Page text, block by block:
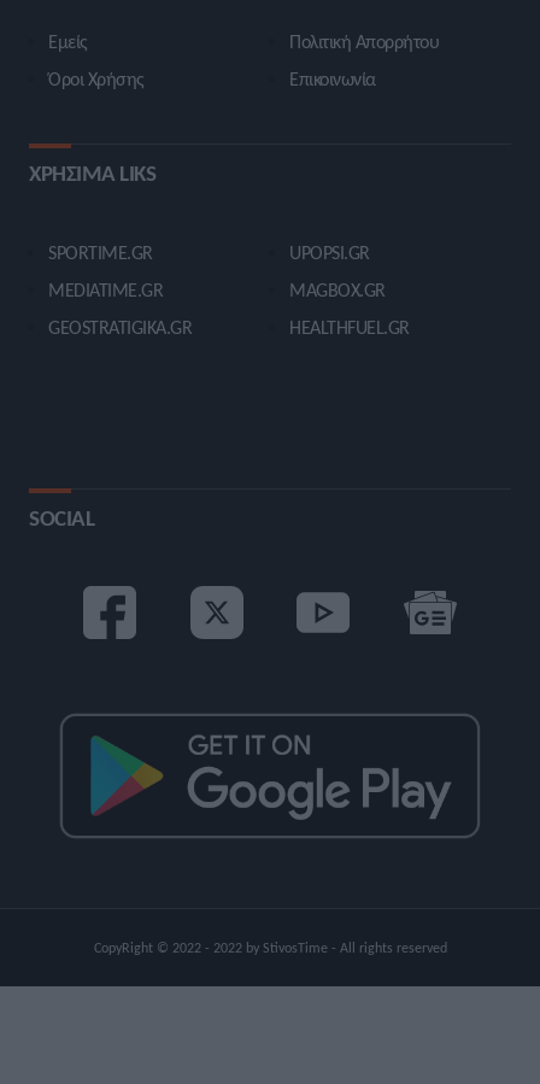
Εμείς
Όροι Χρήσης
Πολιτική Απορρήτου
Επικοινωνία
ΧΡΗΣΙΜΑ LIKS
SPORTIME.GR
MEDIATIME.GR
GEOSTRATIGIKA.GR
UPOPSI.GR
MAGBOX.GR
HEALTHFUEL.GR
SOCIAL
CopyRight © 2022 - 2022 by StivosTime - All rights reserved